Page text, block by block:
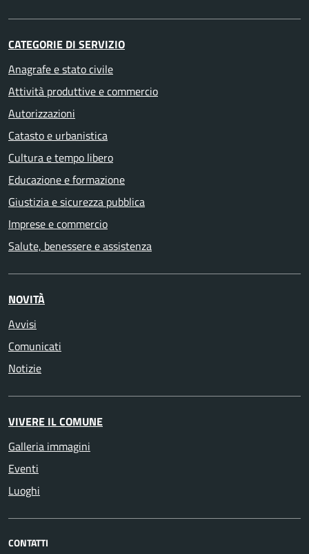
CATEGORIE DI SERVIZIO
Anagrafe e stato civile
Attività produttive e commercio
Autorizzazioni
Catasto e urbanistica
Cultura e tempo libero
Educazione e formazione
Giustizia e sicurezza pubblica
Imprese e commercio
Salute, benessere e assistenza
NOVITÀ
Avvisi
Comunicati
Notizie
VIVERE IL COMUNE
Galleria immagini
Eventi
Luoghi
CONTATTI